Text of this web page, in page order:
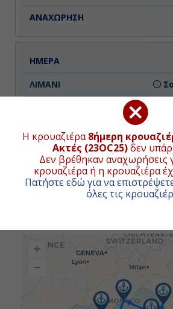
Η κρουαζιέρα8ήμερη
Ακτές (23OC25)δεν
Δεν βρέθηκαν αναχωρήσεις
κρουαζιέρα ή η κρουαζιέρα
Πατήστε εδώ για να
όλες τιςΌλμπια
ΧΑΡΤΗΣ ΚΡΟΥΑΖΙΕΡΑΣ
+
−